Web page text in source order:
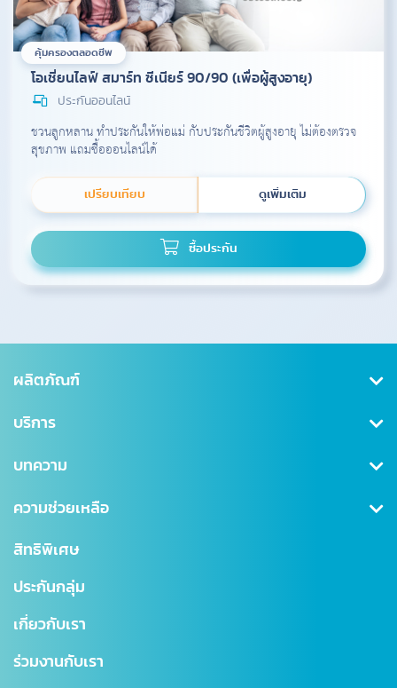
คุ้มครองตลอดชีพ
โอเชี่ยนไลฟ์ สมาร์ท ซีเนียร์ 90/90 (เพื่อผู้สูงอายุ)
ประกันออนไลน์
ชวนลูกหลาน ทำประกันให้พ่อแม่ กับประกันชีวิตผู้สูงอายุ ไม่ต้องตรวจ
สุขภาพ แถมซื้อออนไลน์ได้
เปรียบเทียบ ดูเพิ่มเติม
ซื้อประกัน
ผลิตภัณฑ์
คุ้มครองสุขภาพ
คุ้มครองอุบัติเหตุ
ประกันชีวิตควบการลงทุน
บริการ
สมัครสมาชิก/เข้าสู่ระบบ
การเรียกร้องค่าสินไหม
การเปลี่ยนแปลงกรมธรรม์
บริการอื่นๆ
บทความ
ข่าวสาร CSR
ความช่วยเหลือ
สำนักงานใหญ่
สาขาไทยสมุทร
แผนผังเว็บไซต์
สิทธิพิเศษ
ประกันกลุ่ม
เกี่ยวกับเรา
ร่วมงานกับเรา